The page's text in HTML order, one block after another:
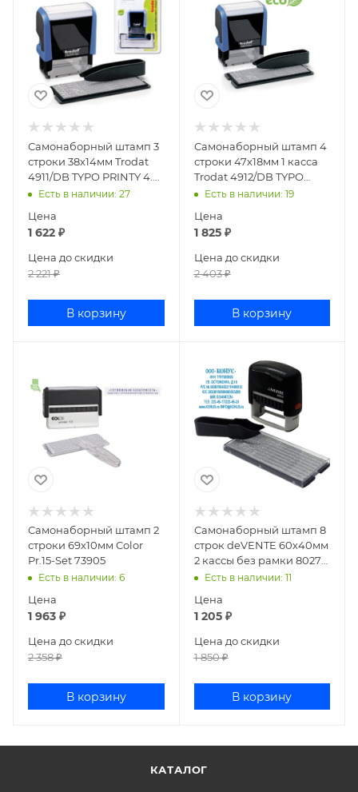
Самонаборный штамп 3
строки 38х14мм Trodat
4911/DB TYPO PRINTY 4.0
43199
Есть в наличии: 27
Цена
1 622 ₽
Цена до скидки
2 221₽
В корзину
Самонаборный штамп 4
строки 47х18мм 1 касса
Trodat 4912/DB TYPO
PRINTY 4.0 67581
Есть в наличии: 19
Цена
1 825₽
Цена до скидки
2 403₽
В корзину
Самонаборный штамп 2
строки 69х10мм Color
Pr.15-Set 73905
Есть в наличии: 6
Цена
1 963 ₽
Цена до скидки
2 358₽
В корзину
Самонаборный штамп 8
строк deVENTE 60х40мм
2 кассы без рамки 8027
4116306
Есть в наличии: 11
Цена
1 205₽
Цена до скидки
1 850₽
В корзину
КАТАЛОГ